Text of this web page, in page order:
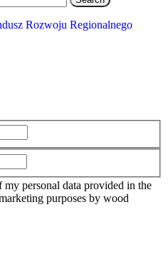
Rozwoju Regionalnego
my personal data provided in the
purposes by wood